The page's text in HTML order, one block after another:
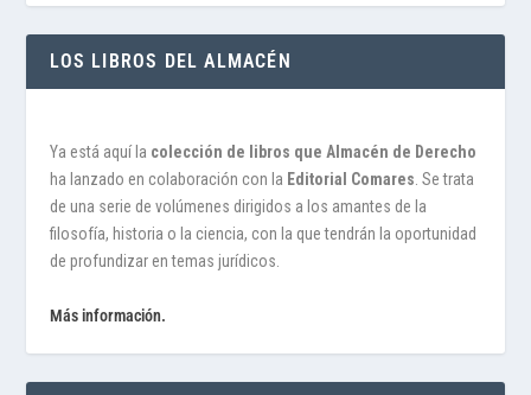
LOS LIBROS DEL ALMACÉN
Ya está aquí la colección de libros que Almacén de Derecho
ha lanzado en colaboración con la Editorial Comares . Se trata
de una serie de volúmenes dirigidos a los amantes de la
filosofía, historia o la ciencia, con la que tendrán la oportunidad
de profundizar en temas jurídicos.
Más información.